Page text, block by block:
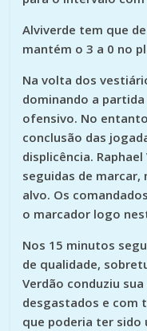
Alviverde tem que
mantém o 3 a 0 no
Na volta dos
dominando a
ofensivo. No
conclusão das
displicência.
seguidas de
alvo. Os
o marcador logo
Nos 15 minutos
de qualidade,
Verdão conduziu
desgastados e com
que poderia ter sido